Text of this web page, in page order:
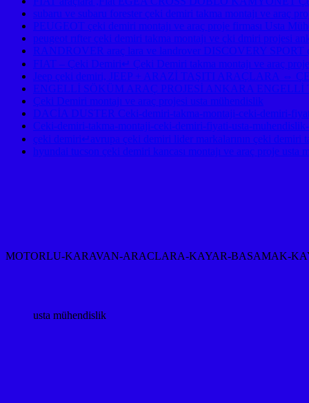
subaru ve subaru forester çeki demiri takma montajı ve araç
PEUGEOT çeki demiri montajı ve araç proje firması Usta
peugeot rıfter çeki demiri takma montajı ve çki dmiri projesi
RANDROVER araç lara ve landrover DISCOVERY SPORT
FIAT – Çeki Demiri↵ Çeki Demiri takma montajı ve araç proje
Jeep çeki demiri, JEEP + ARAZİ TAŞITI ARAÇLARA ⇔
ENGELLİ SÖKÜM ARAÇ PROJESİ ANKARA
Çeki Demiri montajı ve araç projesi usta mühendislik
DACİA DUSTER Ceki-demiri-takma-montaji-ceki-demiri-
Ceki-demiri-takma-montaji-ceki-demiri-fiyati-usta-
çeki demiri↵avrupa çeki demiri lider markalarının çeki demiri
hyundai tucson çeki demiri kancası montajı ve araç proje usta
MOTORLU-KARAVAN-ARACLARA-KAYAR-BASAMAK-
usta mühendislik